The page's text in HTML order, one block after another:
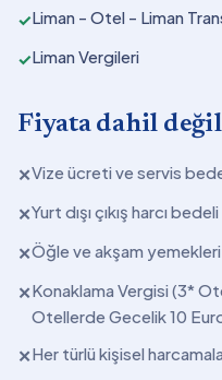
✓Liman - Otel - Liman
✓Liman Vergileri
Fiyata dahil değil
✕Vize ücreti ve servis
✕Yurt dışı çıkış harcı bedeli
✕Öğle ve akşam yemekleri
✕Konaklama Vergisi (3*
Otellerde Gecelik 10
✕Her türlü kişisel